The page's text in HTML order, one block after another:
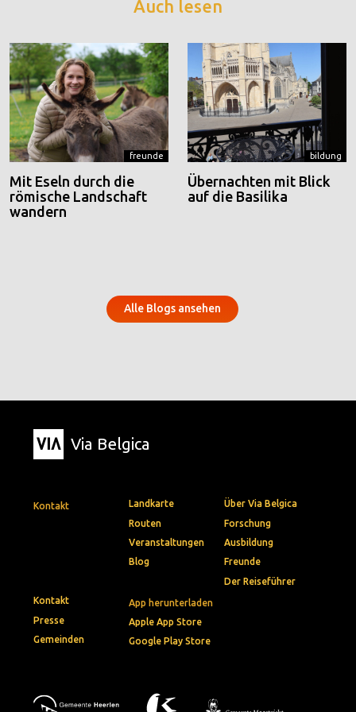
Auch lesen
freunde
Mit Eseln durch die
römische Landschaft
wandern
bildung
Übernachten mit Blick
auf die Basilika
Alle Blogs ansehen
Via Belgica
Kontakt
App herunterladen
Apple App Store
Google Play Store
Landkarte
Routen
Veranstaltungen
Blog
Über Via Belgica
Forschung
Ausbildung
Freunde
Der Reiseführer
Kontakt
Presse
Gemeinden